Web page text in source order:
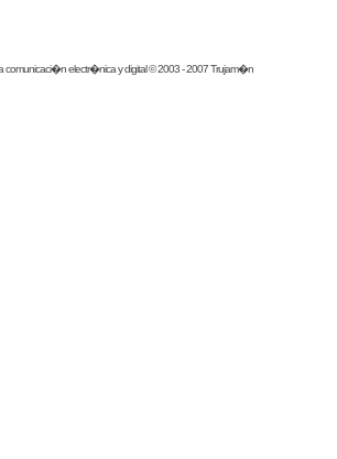
comunicaci�n electr�nica y digital © 2003 - 2007 Trujam�n